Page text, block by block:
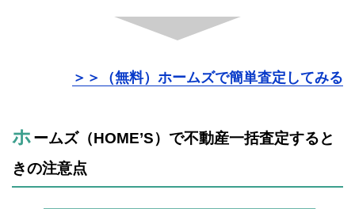
＞＞（無料）ホームズで簡単査定してみる
ホームズ（HOME’S）で不動産一括査定すると
きの注意点